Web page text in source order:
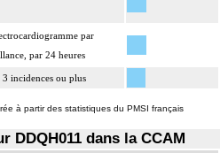
par
par 24 heures
incidences ou plus
à partir des statistiques du PMSI français
DDQH011 dans la CCAM